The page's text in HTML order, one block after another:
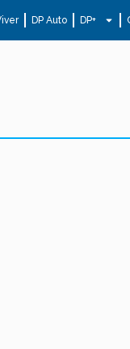
DP Auto DP+